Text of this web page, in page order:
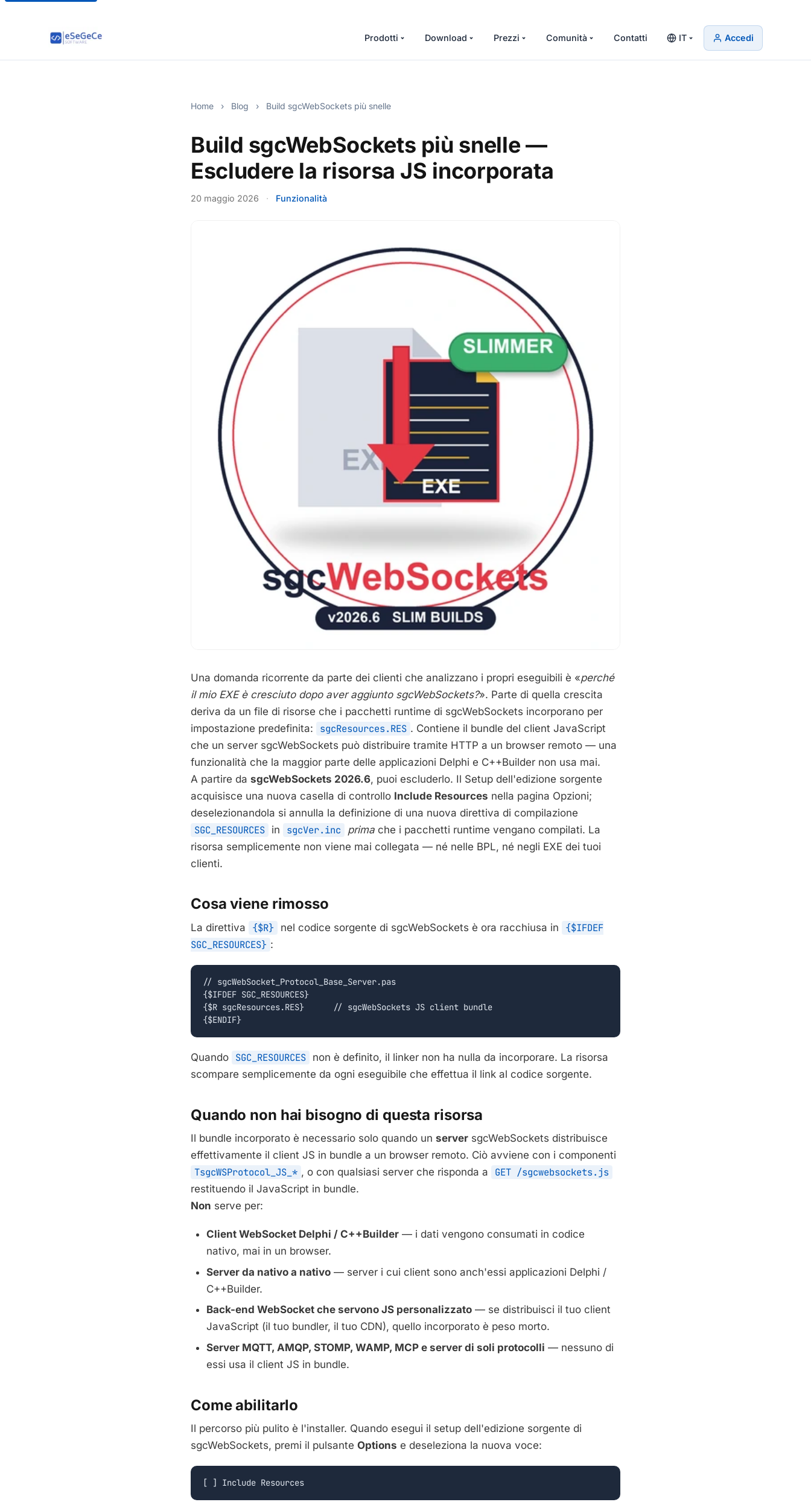
Prodotti Download Prezzi Comunità Contatti IT Accedi
Home › Blog › Build sgcWebSockets più snelle
Build sgcWebSockets più snelle —
Escludere la risorsa JS incorporata
20 maggio 2026 · Funzionalità
Una domanda ricorrente da parte dei clienti che analizzano i propri eseguibili è «perché
il mio EXE è cresciuto dopo aver aggiunto sgcWebSockets?». Parte di quella crescita
deriva da un file di risorse che i pacchetti runtime di sgcWebSockets incorporano per
impostazione predefinita:
sgcResources.RES . Contiene il bundle del client JavaScript
che un server sgcWebSockets può distribuire tramite HTTP a un browser remoto — una
funzionalità che la maggior parte delle applicazioni Delphi e C++Builder non usa mai.
A partire da sgcWebSockets 2026.6, puoi escluderlo. Il Setup dell'edizione sorgente
acquisisce una nuova casella di controllo Include Resources nella pagina Opzioni;
deselezionandola si annulla la definizione di una nuova direttiva di compilazione
SGC_RESOURCES in sgcVer.inc prima che i pacchetti runtime vengano compilati. La
risorsa semplicemente non viene mai collegata — né nelle BPL, né negli EXE dei tuoi
clienti.
Cosa viene rimosso
La direttiva {$R} nel codice sorgente di sgcWebSockets è ora racchiusa in
{$IFDEF
SGC_RESOURCES} :
// sgcWebSocket_Protocol_Base_Server.pas
{$IFDEF SGC_RESOURCES}
{$R sgcResources.RES}      // sgcWebSockets JS client bundle
{$ENDIF}
Quando SGC_RESOURCES non è definito, il linker non ha nulla da incorporare. La risorsa
scompare semplicemente da ogni eseguibile che effettua il link al codice sorgente.
Quando non hai bisogno di questa risorsa
Il bundle incorporato è necessario solo quando un server sgcWebSockets distribuisce
effettivamente il client JS in bundle a un browser remoto. Ciò avviene con i componenti
TsgcWSProtocol_JS_* , o con qualsiasi server che risponda a GET /sgcwebsockets.js
restituendo il JavaScript in bundle.
Non serve per:
Client WebSocket Delphi / C++Builder— i dati vengono consumati in codice
nativo, mai in un browser.
Server da nativo a nativo— server i cui client sono anch'essi applicazioni Delphi /
C++Builder.
Back-end WebSocket che servono JS personalizzato— se distribuisci il tuo client
JavaScript (il tuo bundler, il tuo CDN), quello incorporato è peso morto.
Server MQTT, AMQP, STOMP, WAMP, MCP e server di soli protocolli — nessuno di
essi usa il client JS in bundle.
Come abilitarlo
Il percorso più pulito è l'installer. Quando esegui il setup dell'edizione sorgente di
sgcWebSockets, premi il pulsante Options e deseleziona la nuova voce:
[ ] Include Resources